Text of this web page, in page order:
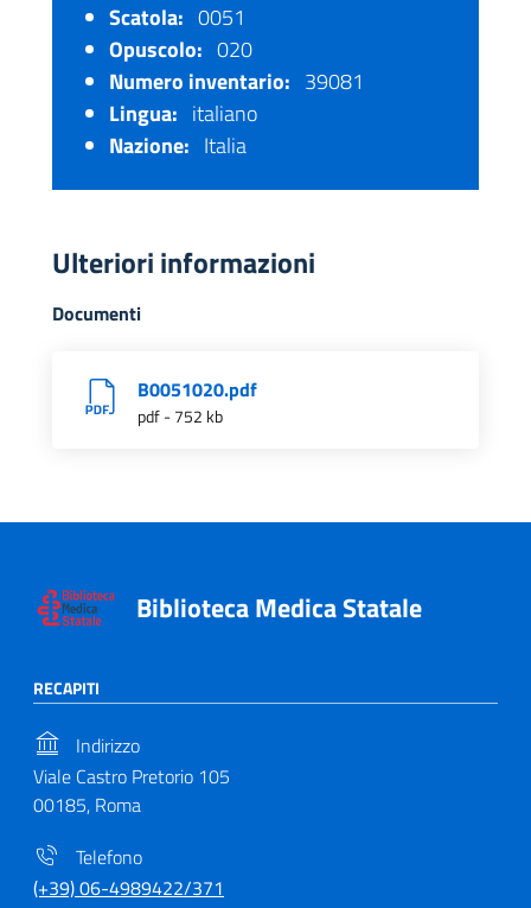
Scatola: 0051
Opuscolo: 020
Numero inventario: 39081
Lingua: italiano
Nazione: Italia
Ulteriori informazioni
Documenti
B0051020.pdf
pdf - 752 kb
Biblioteca Medica Statale
RECAPITI
Indirizzo
Viale Castro Pretorio 105
00185, Roma
Telefono
(+39) 06-4989422/371